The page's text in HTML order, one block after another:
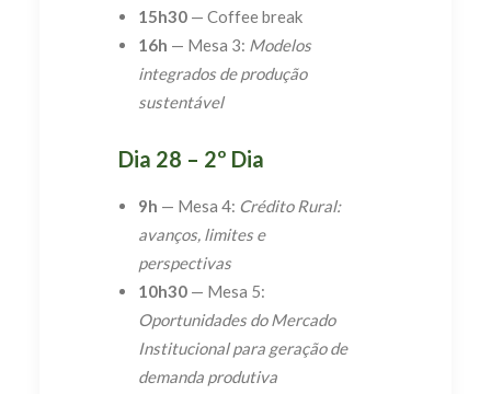
15h30 — Coffee break
16h — Mesa 3: Modelos
integrados de produção
sustentável
Dia 28 – 2º Dia
9h — Mesa 4: Crédito Rural:
avanços, limites e
perspectivas
10h30 — Mesa 5:
Oportunidades do Mercado
Institucional para geração de
demanda produtiva